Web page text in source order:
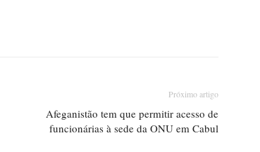
Próximo artigo
Afeganistão tem que permitir acesso de
funcionárias à sede da ONU em Cabul